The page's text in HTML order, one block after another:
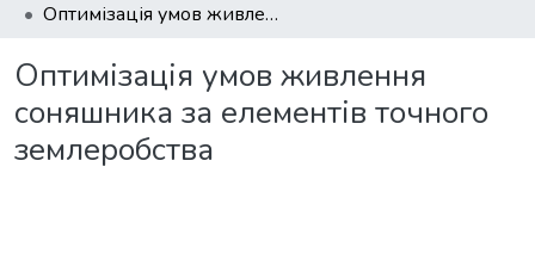
Оптимізація умов живлення соняшника за елементів точного землеробства
Оптимізація умов живлення
соняшника за елементів точного
землеробства